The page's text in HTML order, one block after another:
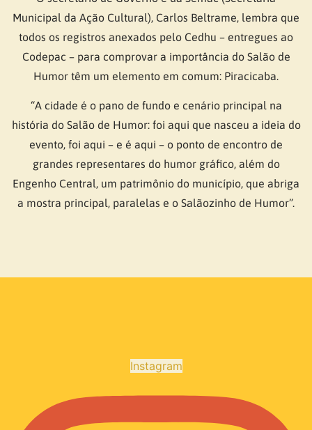
Municipal da Ação Cultural), Carlos Beltrame, lembra que
todos os registros anexados pelo Cedhu – entregues ao
Codepac – para comprovar a importância do Salão de
Humor têm um elemento em comum: Piracicaba.
“A cidade é o pano de fundo e cenário principal na
história do Salão de Humor: foi aqui que nasceu a ideia do
evento, foi aqui – e é aqui – o ponto de encontro de
grandes representares do humor gráfico, além do
Engenho Central, um patrimônio do município, que abriga
a mostra principal, paralelas e o Salãozinho de Humor”.
Instagram